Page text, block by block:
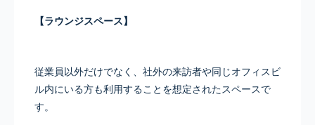
【ラウンジスペース】
従業員以外だけでなく、社外の来訪者や同じオフィスビ
ル内にいる方も利用することを想定されたスペースで
す。